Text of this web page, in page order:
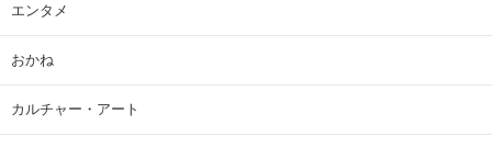
エンタメ
おかね
カルチャー・アート